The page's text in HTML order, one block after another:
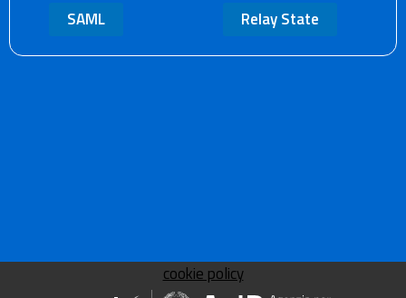
SAML Relay State
cookie policy